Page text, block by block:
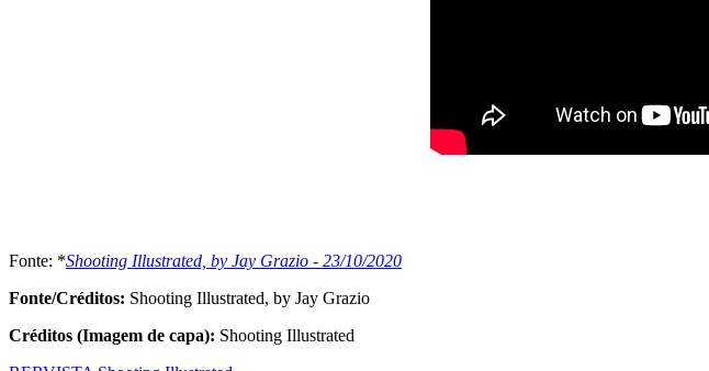
Fonte: *Shooting Illustrated, by Jay Grazio - 23/10/2020
Fonte/Créditos: Shooting Illustrated, by Jay Grazio
Créditos (Imagem de capa): Shooting Illustrated